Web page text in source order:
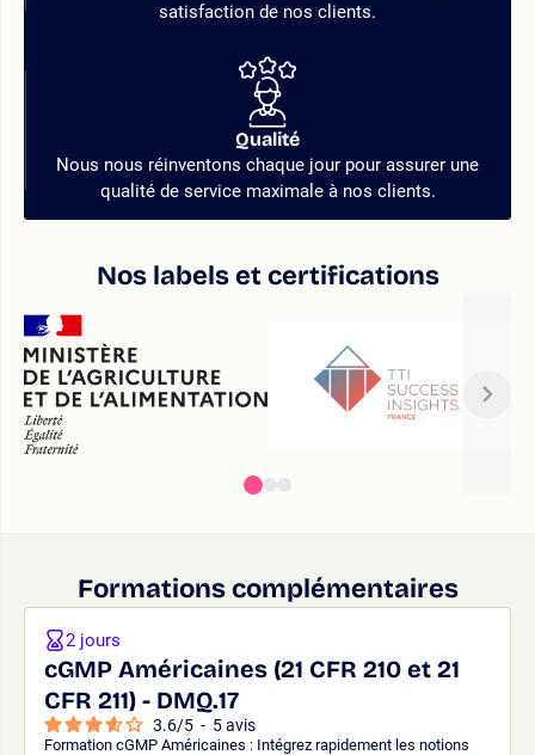
satisfaction de nos clients.
Qualité
Nous nous réinventons chaque jour pour assurer une
qualité de service maximale à nos clients.
Nos labels et certifications
Formations complémentaires
cGMP Américaines (21 CFR 210 et 21
CFR 211) - DMQ.17
3.6/5 - 5avis
Formation cGMP Américaines : Intégrez rapidement les notions
2 jours